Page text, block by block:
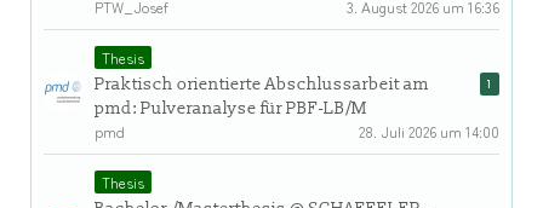
PTW_Josef
3. August 2026 um 16:36
Thesis
Praktisch orientierte Abschlussarbeit am
pmd: Pulveranalyse für PBF-LB/M
1
pmd 28. Juli 2026 um 14:00
Thesis